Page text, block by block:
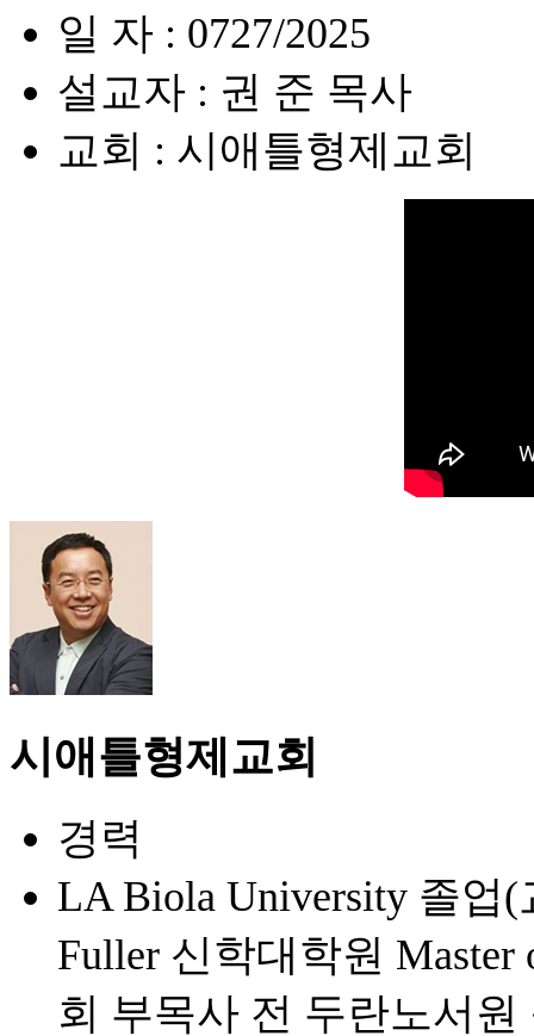
일 자 : 0727/2025
설교자 : 권 준 목사
교회 : 시애틀형제교회
시애틀형제교회
경력
LA Biola University 졸업
Fuller 신학대학원
회 부목사 전 두란노서